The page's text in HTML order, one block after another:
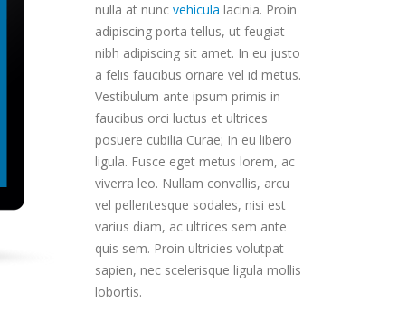
nulla at nunc vehicula lacinia. Proin
adipiscing porta tellus, ut feugiat
nibh adipiscing sit amet. In eu justo
a felis faucibus ornare vel id metus.
Vestibulum ante ipsum primis in
faucibus orci luctus et ultrices
posuere cubilia Curae; In eu libero
ligula. Fusce eget metus lorem, ac
viverra leo. Nullam convallis, arcu
vel pellentesque sodales, nisi est
varius diam, ac ultrices sem ante
quis sem. Proin ultricies volutpat
sapien, nec scelerisque ligula mollis
lobortis.